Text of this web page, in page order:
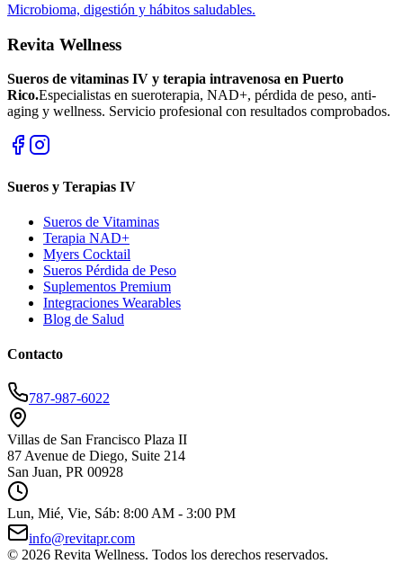
Microbioma, digestión y hábitos saludables.
Revita Wellness
Sueros de vitaminas IV y terapia intravenosa en Puerto
Rico.Especialistas en sueroterapia, NAD+, pérdida de peso, anti-
aging y wellness. Servicio profesional con resultados comprobados.
Sueros y Terapias IV
Sueros de Vitaminas
Terapia NAD+
Myers Cocktail
Sueros Pérdida de Peso
Suplementos Premium
Integraciones Wearables
Blog de Salud
Contacto
787-987-6022
Villas de San Francisco Plaza II
87 Avenue de Diego, Suite 214
San Juan, PR 00928
Lun, Mié, Vie, Sáb: 8:00 AM - 3:00 PM
info@revitapr.com
© 2026 Revita Wellness. Todos los derechos reservados.